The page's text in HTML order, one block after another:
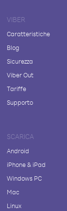
VIBER
Caratteristiche
Blog
Sicurezza
Viber Out
Tariffe
Supporto
SCARICA
Android
iPhone & iPad
Windows PC
Mac
Linux